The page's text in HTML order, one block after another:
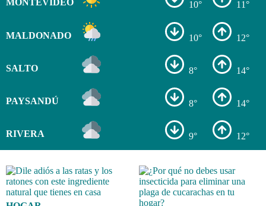
MONTEVIDEO 10° 11°
MALDONADO 10° 12°
SALTO 8° 14°
PAYSANDÚ 8° 14°
RIVERA 9° 12°